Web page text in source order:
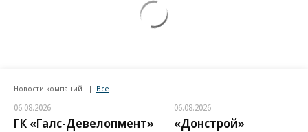
Новости компаний Все
06.08.2026
ГК «Галс-Девелопмент»
06.08.2026
«Донстрой»